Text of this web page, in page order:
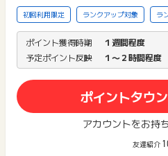
初回利用限定 ランクアップ対象 ラ
ポイント獲得時期
１週間程度
予定ポイント反映
１〜２時間程度
ポイントタウ
アカウントをお持
友達紹介